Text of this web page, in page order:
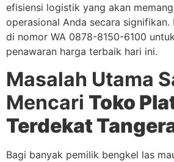
efisiensi logistik yang akan
operasional Anda secara signifikan.
di nomor WA 0878-8150-6100
penawaran harga terbaik hari ini.
Masalah Utama
Mencari Toko
Terdekat
Bagi banyak pemilik bengkel las